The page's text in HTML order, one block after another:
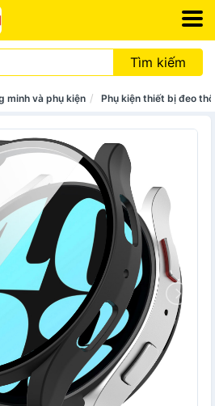
Tìm kiếm
minh và phụ kiện Phụ kiện thiết bị đeo